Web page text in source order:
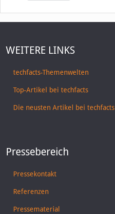
WEITERE LINKS
techfacts-Themenwelten
Top-Artikel bei techfacts
Die neusten Artikel bei techfacts
Pressebereich
Pressekontakt
Referenzen
Pressematerial